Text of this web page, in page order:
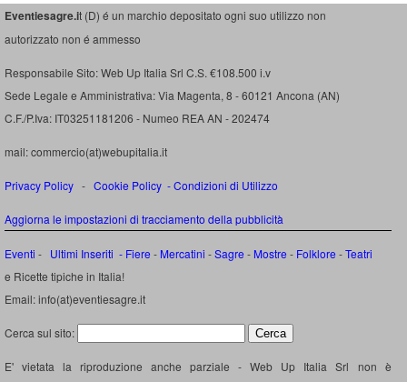
Eventiesagre.it (D) é un marchio depositato ogni suo utilizzo non
autorizzato non é ammesso
Responsabile Sito: Web Up Italia Srl C.S. €108.500 i.v
Sede Legale e Amministrativa: Via Magenta, 8 - 60121 Ancona (AN)
C.F./P.Iva: IT03251181206 - Numeo REA AN - 202474
mail: commercio(at)webupitalia.it
Privacy Policy - Cookie Policy -Condizioni di Utilizzo
Aggiorna le impostazioni di tracciamento della pubblicità
Eventi - Ultimi Inseriti - Fiere - Mercatini -Sagre - Mostre - Folklore -Teatri
e Ricette tipiche in Italia!
Email: info(at)eventiesagre.it
Cerca sul sito:
E' vietata la riproduzione anche parziale - Web Up Italia Srl non è